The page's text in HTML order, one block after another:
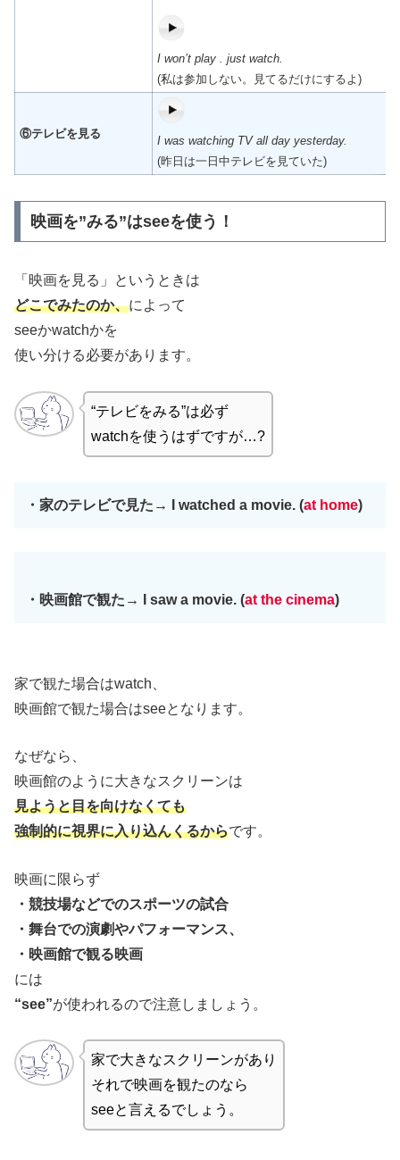
I won’t play . just watch.
(私は参加しない。見てるだけにするよ)
⑥テレビを見る
I was watching TV all day yesterday.
(昨日は一日中テレビを見ていた)
映画を”みる”はseeを使う！
「映画を見る」というときは
どこでみたのか、によって
seeかwatchかを
使い分ける必要があります。
“テレビをみる”は必ず
watchを使うはずですが…?
・家のテレビで見た→ I watched a movie. (at home)
・映画館で観た→ I saw a movie. (at the cinema)
家で観た場合はwatch、
映画館で観た場合はseeとなります。
なぜなら、
映画館のように大きなスクリーンは
見ようと目を向けなくても
強制的に視界に入り込んくるからです。
映画に限らず
・競技場などでのスポーツの試合
・舞台での演劇やパフォーマンス、
・映画館で観る映画
には
“see”が使われるので注意しましょう。
家で大きなスクリーンがあり
それで映画を観たのなら
seeと言えるでしょう。